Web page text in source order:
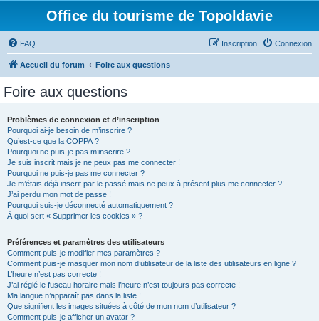
Office du tourisme de Topoldavie
FAQ Connexion
Inscription
Accueil du forum Foire aux questions
Foire aux questions
Problèmes de connexion et d’inscription
Pourquoi ai-je besoin de m’inscrire ?
Qu’est-ce que la COPPA ?
Pourquoi ne puis-je pas m’inscrire ?
Je suis inscrit mais je ne peux pas me connecter !
Pourquoi ne puis-je pas me connecter ?
Je m’étais déjà inscrit par le passé mais ne peux à présent plus me connecter ?!
J’ai perdu mon mot de passe !
Pourquoi suis-je déconnecté automatiquement ?
À quoi sert « Supprimer les cookies » ?
Préférences et paramètres des utilisateurs
Comment puis-je modifier mes paramètres ?
Comment puis-je masquer mon nom d’utilisateur de la liste des utilisateurs en ligne ?
L’heure n’est pas correcte !
J’ai réglé le fuseau horaire mais l’heure n’est toujours pas correcte !
Ma langue n’apparaît pas dans la liste !
Que signifient les images situées à côté de mon nom d’utilisateur ?
Comment puis-je afficher un avatar ?